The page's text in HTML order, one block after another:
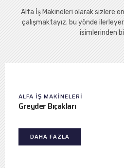
Alfa İş Makineleri olarak sizlere
çalışmaktayız. bu yönde
isimlerinden
ALFA IŞ MAKINELERI
Greyder Bıçakları
DAHA FAZLA